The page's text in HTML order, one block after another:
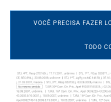
VOCÊ PRECISA FAZER
TODO